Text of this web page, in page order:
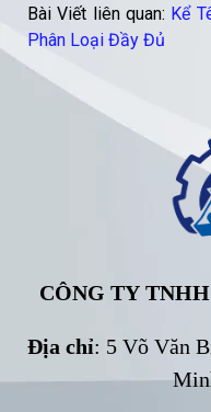
Bài Viết liên quan: Kể
Phân Loại Đầy Đủ
CÔNG TY
Địa chỉ: 5 Võ Văn